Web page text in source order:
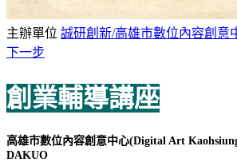
主辦單位 誠研創新/高雄市數位內容創意
下一步
創業輔導講座
高雄市數位內容創意中心(Digital Art
DAKUO